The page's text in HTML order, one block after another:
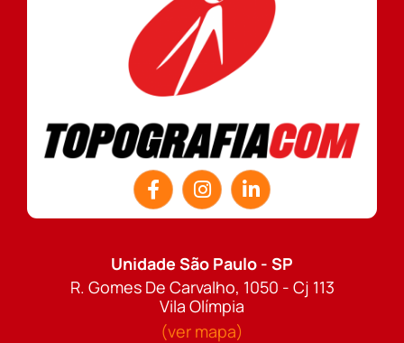
Unidade São Paulo - SP
R. Gomes De Carvalho, 1050 - Cj 113
Vila Olímpia
(ver mapa)